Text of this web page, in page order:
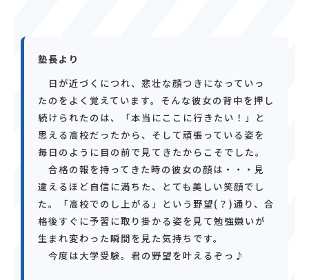
塾長より
日が近づくにつれ、悲壮な顔つきになっていっ
たのをよく覚えています。そんな彼女の背中を押し
続けられたのは、「本当にここに行きたい！」と
思える高校だったから、そして頑張っている姿を
毎日のように目の前で見てきたからこそでした。
合格の報を持ってきた時の彼女の顔は・・・見
違えるほど自信に満ちた、とても美しい笑顔でし
た。「高校でのし上がる」という野望(？)通り、合
格後すぐに予習に取り掛かる姿を見て勉強嫌いが
生まれ変わった瞬間を見た気持ちです。
今度は大学受験。君の野望を叶えるぞっ♪